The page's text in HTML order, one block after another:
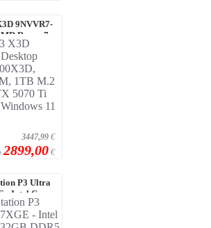
9NVVR7-
Ryzen 7
...
3447,99 €
2899,00 €
P3 Ultra
- Intel Core